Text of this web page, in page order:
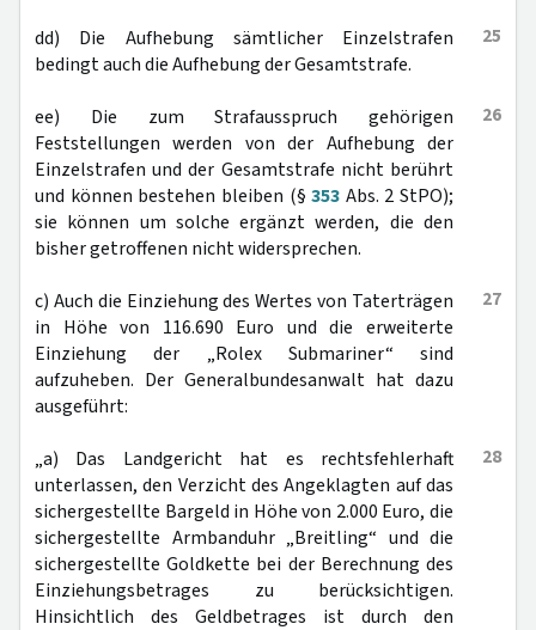
25
dd) Die Aufhebung sämtlicher Einzelstrafen
bedingt auch die Aufhebung der Gesamtstrafe.
26
ee) Die zum Strafausspruch gehörigen
Feststellungen werden von der Aufhebung der
Einzelstrafen und der Gesamtstrafe nicht berührt
und können bestehen bleiben (§353 Abs. 2 StPO);
sie können um solche ergänzt werden, die den
bisher getroffenen nicht widersprechen.
27
c) Auch die Einziehung des Wertes von Taterträgen
in Höhe von 116.690 Euro und die erweiterte
Einziehung der „Rolex Submariner“ sind
aufzuheben. Der Generalbundesanwalt hat dazu
ausgeführt:
28
„a) Das Landgericht hat es rechtsfehlerhaft
unterlassen, den Verzicht des Angeklagten auf das
sichergestellte Bargeld in Höhe von 2.000 Euro, die
sichergestellte Armbanduhr „Breitling“ und die
sichergestellte Goldkette bei der Berechnung des
Einziehungsbetrages zu berücksichtigen.
Hinsichtlich des Geldbetrages ist durch den